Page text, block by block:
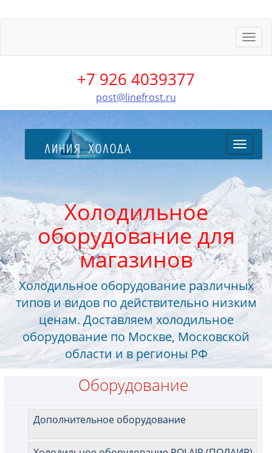
меню
+7 926 4039377
post@linefrost.ru
меню
Холодильное
оборудование для
магазинов
Холодильное оборудование различных
типов и видов по действительно низким
ценам. Доставляем холодильное
оборудование по Москве, Московской
области и в регионы РФ
Оборудование
Дополнительное оборудование